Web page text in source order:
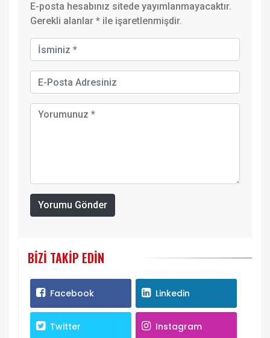
E-posta hesabınız sitede yayımlanmayacaktır.
Gerekli alanlar * ile işaretlenmişdir.
Yorumu Gönder
BIZI TAKIP EDIN
Facebook Linkedin
Twitter Instagram